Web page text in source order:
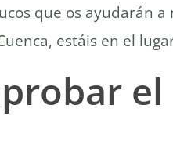
que os ayudarán a
estáis en el
el